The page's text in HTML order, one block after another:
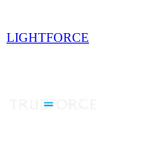
LIGHTFORCE